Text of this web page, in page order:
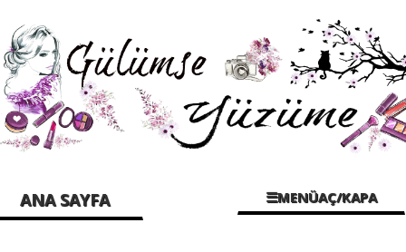
ANA SAYFA ☰MENÜAÇ/KAPA